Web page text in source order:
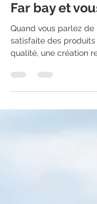
Far bay
24 sept. 2021
1
Far bay et
Quand vous parlez de